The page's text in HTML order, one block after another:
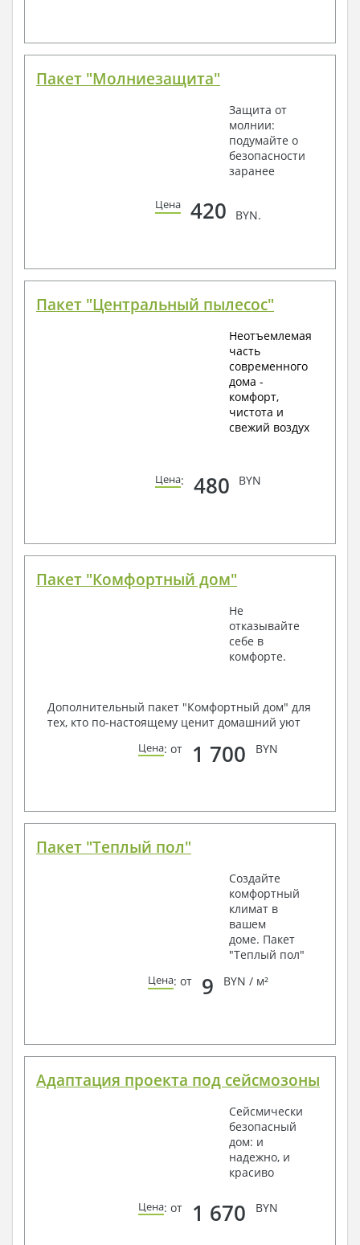
Пакет "Молниезащита"
Защита от
молнии:
подумайте о
безопасности
заранее
Цена 420 BYN.
Пакет "Центральный пылесос"
Неотъемлемая
часть
современного
дома -
комфорт,
чистота и
свежий воздух
Цена: 480 BYN
Пакет "Комфортный дом"
Не
отказывайте
себе в
комфорте.
Дополнительный пакет "Комфортный дом" для
тех, кто по-настоящему ценит домашний уют
Цена: от 1 700 BYN
Пакет "Теплый пол"
Создайте
комфортный
климат в
вашем
доме. Пакет
"Теплый пол"
Цена: от 9 BYN / м²
Адаптация проекта под сейсмозоны
Сейсмически
безопасный
дом: и
надежно, и
красиво
Цена: от 1 670 BYN